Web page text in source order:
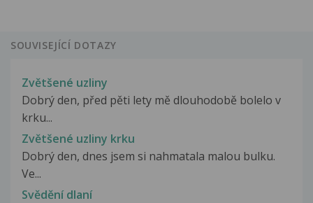
SOUVISEJÍCÍ DOTAZY
Zvětšené uzliny
Dobrý den, před pěti lety mě dlouhodobě bolelo v
krku...
Zvětšené uzliny krku
Dobrý den, dnes jsem si nahmatala malou bulku.
Ve...
Svědění dlaní